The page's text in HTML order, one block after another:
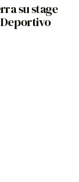
su stage
Deportivo